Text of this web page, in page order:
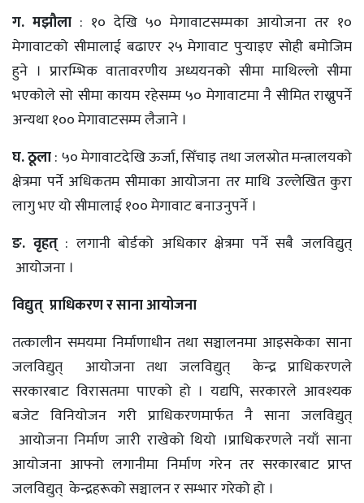
ग. मझौला : १० देखि ५० मेगावाटसम्मका आयोजना तर १०
मेगावाटको सीमालाई बढाएर २५ मेगावाट पुर्‍याइए सोही बमोजिम
हुने । प्रारम्भिक वातावरणीय अध्ययनको सीमा माथिल्लो सीमा
भएकोले सो सीमा कायम रहेसम्म ५० मेगावाटमा नै सीमित राख्नुपर्ने
अन्यथा १०० मेगावाटसम्म लैजाने ।
घ. ठूला: ५० मेगावाटदेखि ऊर्जा, सिँचाइ तथा जलस्रोत मन्त्रालयको
क्षेत्रमा पर्ने अधिकतम सीमाका आयोजना तर माथि उल्लेखित कुरा
लागु भए यो सीमालाई १०० मेगावाट बनाउनुपर्ने ।
ङ. वृहत्: लगानी बोर्डको अधिकार क्षेत्रमा पर्ने सबै जलविद्युत्
आयोजना ।
विद्युत् प्राधिकरण र साना आयोजना
तत्कालीन समयमा निर्माणाधीन तथा सञ्चालनमा आइसकेका साना
जलविद्युत् आयोजना तथा जलविद्युत् केन्द्र प्राधिकरणले
सरकारबाट विरासतमा पाएको हो । यद्यपि, सरकारले आवश्यक
बजेट विनियोजन गरी प्राधिकरणमार्फत नै साना जलविद्युत्
आयोजना निर्माण जारी राखेको थियो ।प्राधिकरणले नयाँ साना
आयोजना आफ्नो लगानीमा निर्माण गरेन तर सरकारबाट प्राप्त
जलविद्युत् केन्द्रहरूको सञ्चालन र सम्भार गरेको हो ।